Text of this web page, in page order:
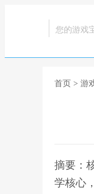
您的游戏
首页 > 游
摘要：
学核心